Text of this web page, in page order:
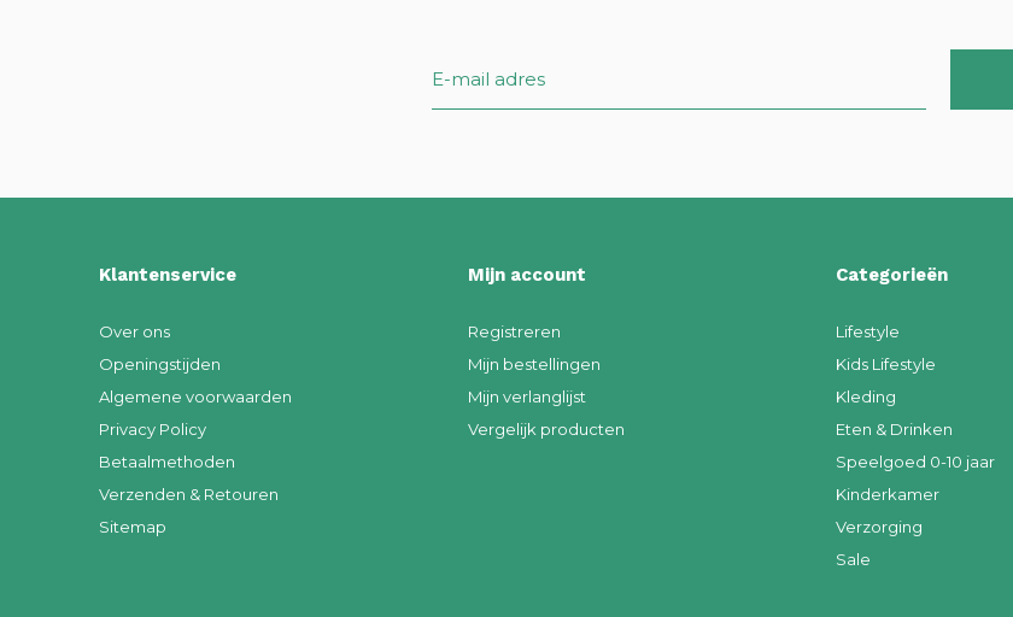
Klantenservice
Over ons
Openingstijden
Algemene voorwaarden
Privacy Policy
Betaalmethoden
Verzenden & Retouren
Sitemap
Mijn account
Registreren
Mijn bestellingen
Mijn verlanglijst
Vergelijk producten
Categorieën
Lifestyle
Kids Lifestyle
Kleding
Eten & Drinken
Speelgoed 0-10 jaar
Kinderkamer
Verzorging
Sale